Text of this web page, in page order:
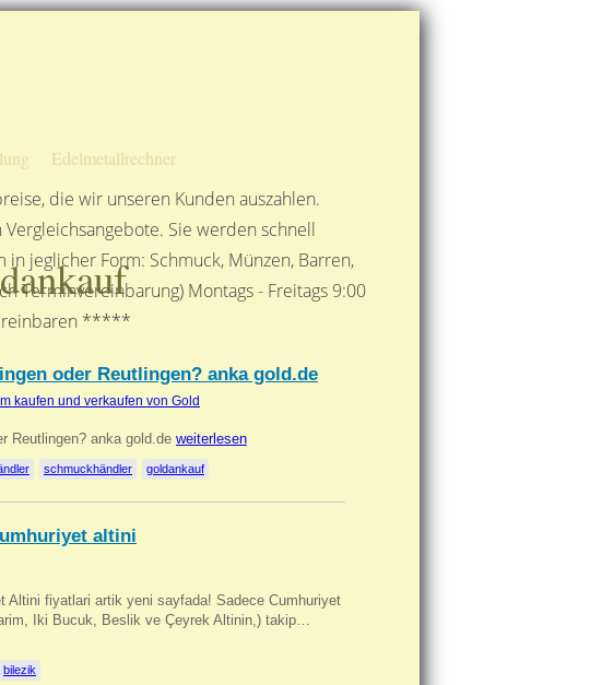
Edelmetallrechner
die wir unseren Kunden auszahlen.
Sie werden schnell
jeglicher Form: Schmuck, Münzen, Barren,
Montags - Freitags 9:00
*****
oder Reutlingen? anka gold.de
kaufen und verkaufen von Gold
Reutlingen? anka gold.de weiterlesen
schmuckhändler goldankauf
altini
Altini fiyatlari artik yeni sayfada! Sadece Cumhuriyet
Iki Bucuk, Beslik ve Çeyrek Altinin,) takip…
bilezik